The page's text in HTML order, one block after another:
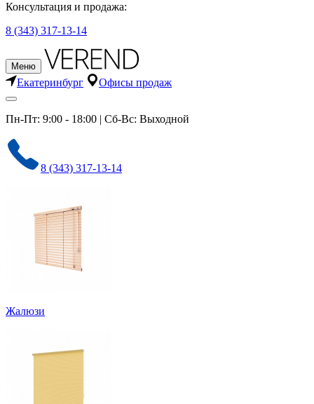
Консультация и продажа:
8 (343) 317-13-14
Меню
Екатеринбург Офисы продаж
Пн-Пт: 9:00 - 18:00 | Сб-Вс: Выходной
8 (343) 317-13-14
Жалюзи